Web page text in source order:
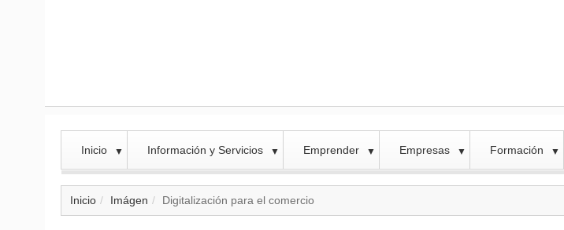
Inicio ▼ Información y Servicios ▼ Emprender ▼ Empresas ▼ Formación ▼
Inicio Imágen Digitalización para el comercio